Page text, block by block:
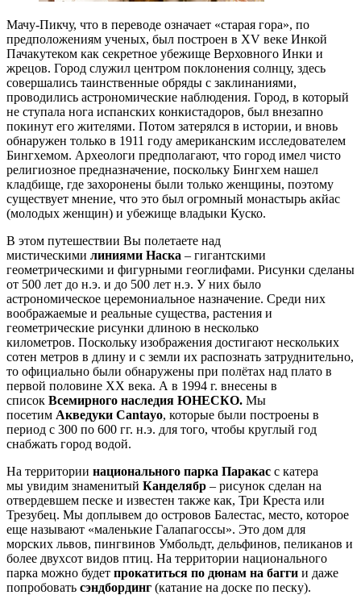
Мачу-Пикчу, что в переводе означает «старая гора», по
предположениям ученых, был построен в XV веке Инкой
Пачакутеком как секретное убежище Верховного Инки и
жрецов. Город служил центром поклонения солнцу, здесь
совершались таинственные обряды с заклинаниями,
проводились астрономические наблюдения. Город, в который
не ступала нога испанских конкистадоров, был внезапно
покинут его жителями. Потом затерялся в истории, и вновь
обнаружен только в 1911 году американским исследователем
Бингхемом. Археологи предполагают, что город имел чисто
религиозное предназначение, поскольку Бингхем нашел
кладбище, где захоронены были только женщины, поэтому
существует мнение, что это был огромный монастырь акйас
(молодых женщин) и убежище владыки Куско.
В этом путешествии Вы полетаете над
мистическими линиями Наска – гигантскими
геометрическими и фигурными геоглифами. Рисунки сделаны
от 500 лет до н.э. и до 500 лет н.э. У них было
астрономическое церемониальное назначение. Среди них
воображаемые и реальные существа, растения и
геометрические рисунки длиною в несколько
километров. Поскольку изображения достигают нескольких
сотен метров в длину и с земли их распознать затруднительно,
то официально были обнаружены при полётах над плато в
первой половине XX века. А в 1994 г. внесены в
список Всемирного наследия ЮНЕСКО. Мы
посетим Акведуки Cantayo, которые были построены в
период с 300 по 600 гг. н.э. для того, чтобы круглый год
снабжать город водой.
На территории национального парка Паракас с катера
мы увидим знаменитый Канделябр – рисунок сделан на
отвердевшем песке и известен также как, Три Креста или
Трезубец. Мы доплывем до островов Балестас, место, которое
еще называют «маленькие Галапагоссы». Это дом для
морских львов, пингвинов Умбольдт, дельфинов, пеликанов и
более двухсот видов птиц. На территории национального
парка можно будет прокатиться по дюнам на багги и даже
попробовать сэндбординг (катание на доске по песку).